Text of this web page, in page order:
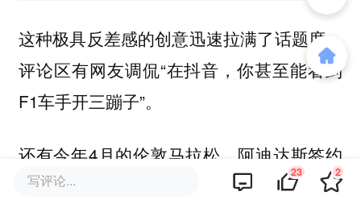
这种极具反差感的创意迅速拉满了话题度，
评论区有网友调侃“在抖音，你甚至能看到
F1车手开三蹦子”。
还有今年4月的伦敦马拉松，阿迪达斯签约
的运动员萨巴斯蒂安·萨维，打破纪录，以
写评论... 23 2